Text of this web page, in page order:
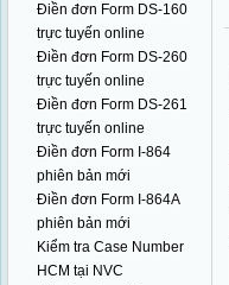
Điền đơn Form DS-160
trực tuyến online
Điền đơn Form DS-260
trực tuyến online
Điền đơn Form DS-261
trực tuyến online
Điền đơn Form I-864
phiên bản mới
Điền đơn Form I-864A
phiên bản mới
Kiểm tra Case Number
HCM tại NVC